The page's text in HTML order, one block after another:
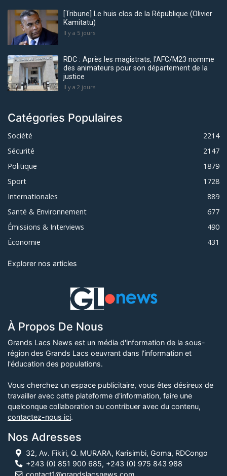
[Tribune] Le huis clos de la République (Olivier
Kamitatu)
Il y a 5 jours
RDC : Après les magistrats, l’AFC/M23 nomme
des animateurs pour son département de la
justice
Il y a 2 jours
Catégories Populaires
Société
2214
Sécurité
2147
Politique
1879
Sport
1728
Internationales
889
Santé & Environnement
677
Émissions & Interviews
490
Économie
431
Explorer nos articles
À Propos De Nous
Grands Lacs News est un média d'information de la sous-
région des Grands Lacs oeuvrant dans l'information et
l'éducation des populations.
Vous cherchez un espace publicitaire, vous êtes désireux de
travailler avec cette plateforme d'information, faire une
quelconque collaboration ou contribuer avec du contenu,
contactez-nous ici.
Nos Adresses
32, Av. Fikiri, Q. MURARA, Karisimbi, Goma, RDCongo
+243 (0) 851 900 685, +243 (0) 975 843 988
contact1@grandslacsnews.com